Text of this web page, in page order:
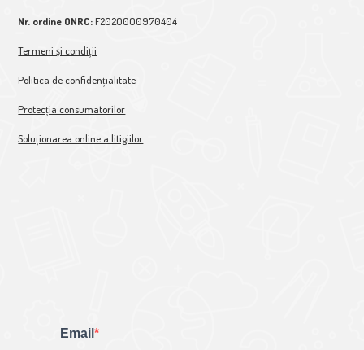
Nr. ordine ONRC:F2020000970404
Termeni și condiții
Politica de confidențialitate
Protecția consumatorilor
Soluționarea online a litigiilor
Email